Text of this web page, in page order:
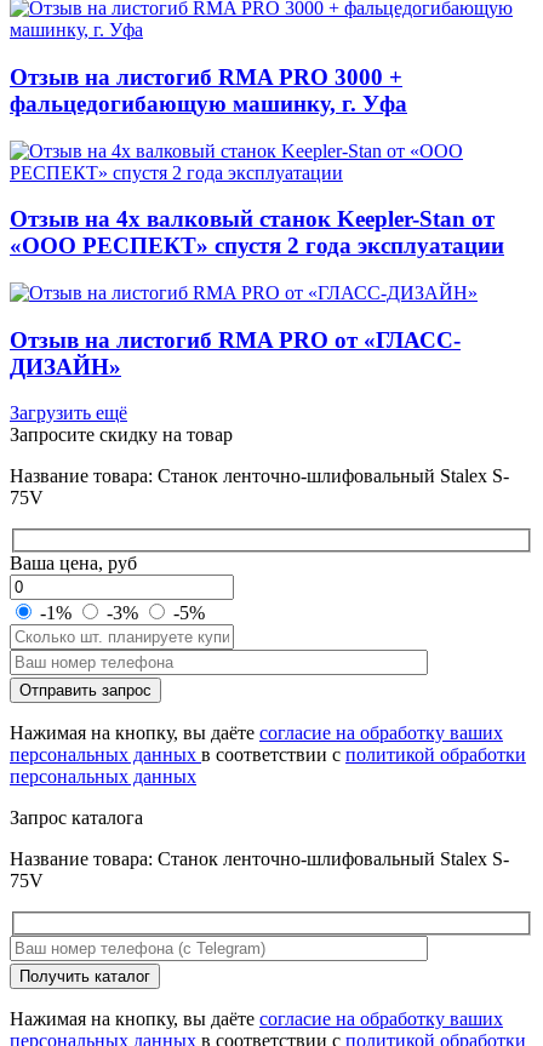
Отзыв на листогиб RMA PRO 3000 +
фальцедогибающую машинку, г. Уфа
Отзыв на 4х валковый станок Keepler-Stan от
«ООО РЕСПЕКТ» спустя 2 года эксплуатации
Отзыв на листогиб RMA PRO от «ГЛАСС-
ДИЗАЙН»
Загрузить ещё
Запросите скидку на товар
Название товара: Станок ленточно-шлифовальный Stalex S-
75V
Ваша цена, руб
-1% -3% -5%
Оставьте
это
поле
пустым.
Отправить запрос
Нажимая на кнопку, вы даёте согласие на обработку ваших
персональных данных в соответствии с политикой обработки
персональных данных
Запрос каталога
Название товара: Станок ленточно-шлифовальный Stalex S-
75V
Оставьте
это
поле
пустым.
Получить каталог
Нажимая на кнопку, вы даёте согласие на обработку ваших
персональных данных в соответствии с политикой обработки